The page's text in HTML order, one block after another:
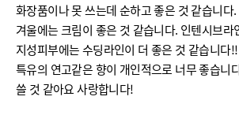
화장품이나 못 쓰는데 순하고 좋은 것 같습니다
겨울에는 크림이 좋은 것 같습니다. 인텐시브라
지성피부에는 수딩라인이 더 좋은 것 같습니다!!
특유의 연고같은 향이 개인적으로 너무 좋습니
쓸 것 같아요 사랑합니다!